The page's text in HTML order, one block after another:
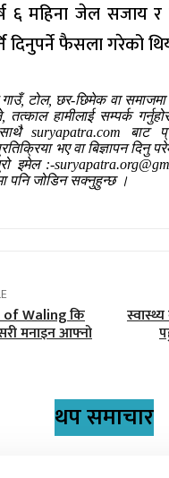
६ महिना जेल सजाय र
दिनुपर्ने फैसला गरेको
टोल, छर-छिमेक वा
हामीलाई सम्पर्क
suryapatra.com बाट
भए वा बिज्ञापन दिनु
इमेल :-
पनि जोडिन सक्नुहुन्छ ।
Waling कि
मनाइन आफ्नो
थप समाचार